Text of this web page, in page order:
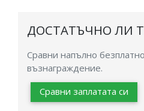
ДОСТАТЪЧНО ЛИ
Сравни напълно
възнаграждение.
Сравни заплатата си